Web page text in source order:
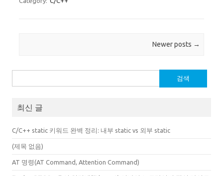
Newer posts →
색:
최신 글
C/C++ static 키워드 완벽 정리: 내부 static vs 외부 static
(제목 없음)
AT 명령(AT Command, Attention Command)